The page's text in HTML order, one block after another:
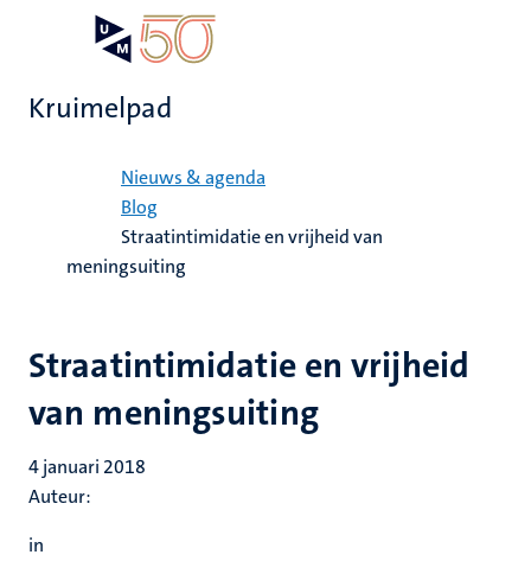
Kruimelpad
Nieuws & agenda
Blog
Straatintimidatie en vrijheid van
meningsuiting
Straatintimidatie en vrijheid
van meningsuiting
4 januari 2018
Auteur:
in